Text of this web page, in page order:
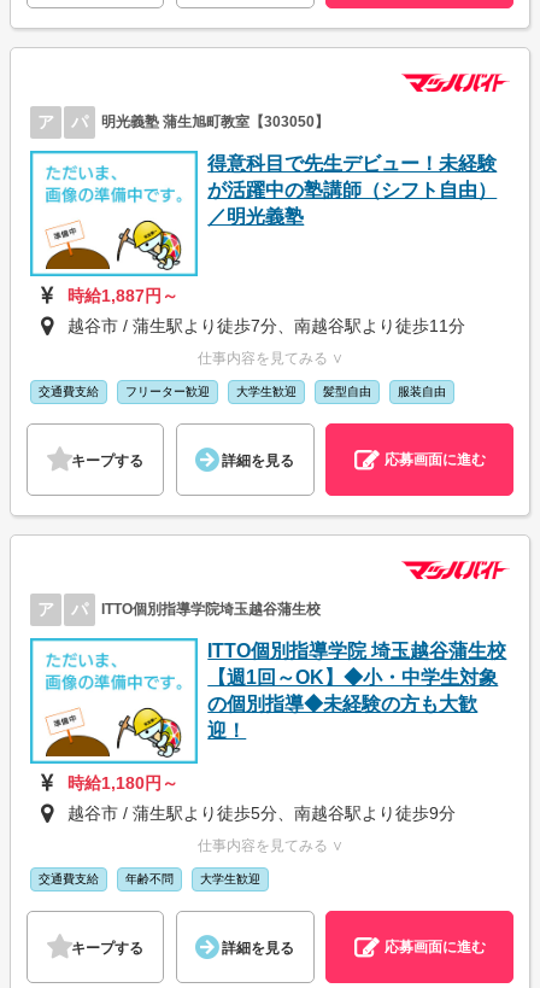
ア パ 明光義塾 蒲生旭町教室【303050】
得意科目で先生デビュー！未経験
が活躍中の塾講師（シフト自由）
／明光義塾
時給1,887円～
越谷市 / 蒲生駅より徒歩7分、南越谷駅より徒歩11分
仕事内容を見てみる ∨
交通費支給 フリーター歓迎 大学生歓迎 髪型自由 服装自由
キープする 詳細を見る 応募画面に進む
ア パ ITTO個別指導学院埼玉越谷蒲生校
ITTO個別指導学院 埼玉越谷蒲生校
【週1回～OK】◆小・中学生対象
の個別指導◆未経験の方も大歓
迎！
時給1,180円～
越谷市 / 蒲生駅より徒歩5分、南越谷駅より徒歩9分
仕事内容を見てみる ∨
交通費支給 年齢不問 大学生歓迎
キープする 詳細を見る 応募画面に進む